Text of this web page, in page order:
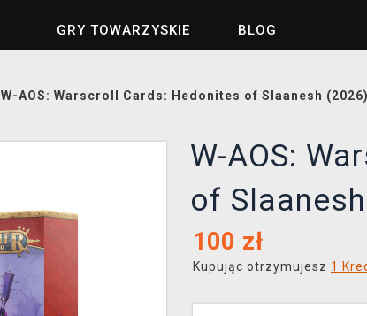
GRY TOWARZYSKIE BLOG
W-AOS: Warscroll Cards: Hedonites of Slaanesh (2026)
W-AOS:
of
100 zł
Kupując otrzymujesz 1